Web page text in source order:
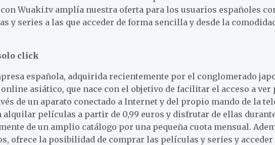
Wuaki.tv amplía nuestra oferta para los usuarios españoles
y series a las que acceder de forma sencilla y desde la
click
española, adquirida recientemente por el conglomerado
asiático, que nace con el objetivo de facilitar el acceso a
de un aparato conectado a Internet y del propio mando de la
alquilar películas a partir de 0,99 euros y disfrutar de ellas
de un amplio catálogo por una pequeña cuota mensual.
ofrece la posibilidad de comprar las películas y series y